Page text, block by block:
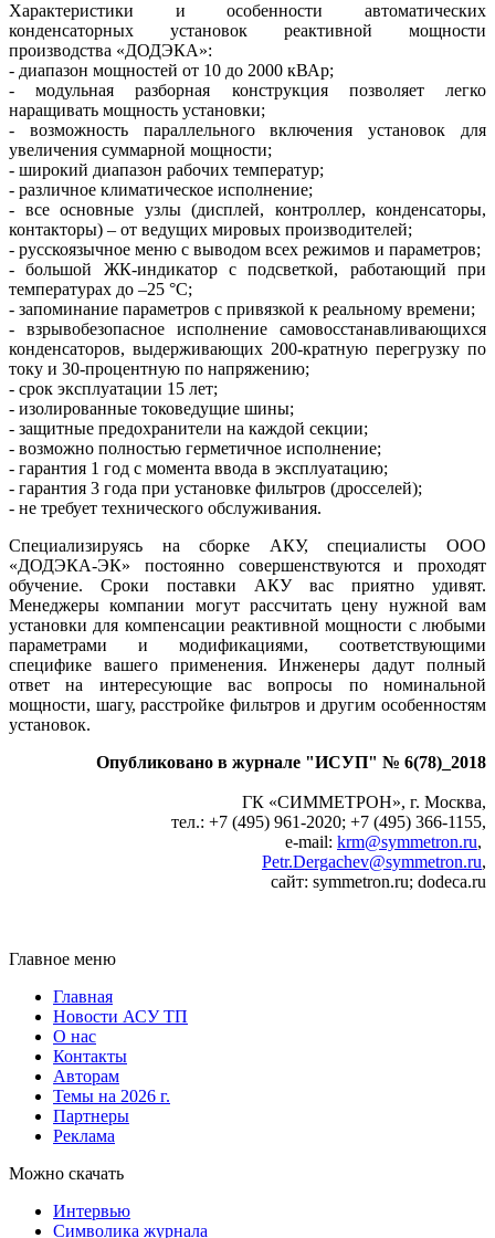
Характеристики и особенности автоматических
конденсаторных установок реактивной мощности
производства «ДОДЭКА»:
- диапазон мощностей от 10 до 2000 кВАр;
- модульная разборная конструкция позволяет легко
наращивать мощность установки;
- возможность параллельного включения установок для
увеличения суммарной мощности;
- широкий диапазон рабочих температур;
- различное климатическое исполнение;
- все основные узлы (дисплей, контроллер, конденсаторы,
контакторы) – от ведущих мировых производителей;
- русскоязычное меню с выводом всех режимов и параметров;
- большой ЖК-индикатор с подсветкой, работающий при
температурах до –25 °C;
- запоминание параметров с привязкой к реальному времени;
- взрывобезопасное исполнение самовосстанавливающихся
конденсаторов, выдерживающих 200‑кратную перегрузку по
току и 30‑процентную по напряжению;
- срок эксплуатации 15 лет;
- изолированные токоведущие шины;
- защитные предохранители на каждой секции;
- возможно полностью герметичное исполнение;
- гарантия 1 год с момента ввода в эксплуатацию;
- гарантия 3 года при установке фильтров (дросселей);
- не требует технического обслуживания.
Специализируясь на сборке АКУ, специалисты ООО
«ДОДЭКА-ЭК» постоянно совершенствуются и проходят
обучение. Сроки поставки АКУ вас приятно удивят.
Менеджеры компании могут рассчитать цену нужной вам
установки для компенсации реактивной мощности с любыми
параметрами и модификациями, соответствующими
специфике вашего применения. Инженеры дадут полный
ответ на интересующие вас вопросы по номинальной
мощности, шагу, расстройке фильтров и другим особенностям
установок.
Опубликовано в журнале "ИСУП" № 6(78)_2018
ГК «СИММЕТРОН», г. Москва,
тел.: +7 (495) 961‑2020; +7 (495) 366‑1155,
e‑mail: krm@symmetron.ru,
Petr.Dergachev@symmetron.ru,
сайт: symmetron.ru; dodeca.ru
Главное меню
Главная
Новости АСУ ТП
О нас
Контакты
Авторам
Темы на 2026 г.
Партнеры
Реклама
Можно скачать
Интервью
Символика журнала